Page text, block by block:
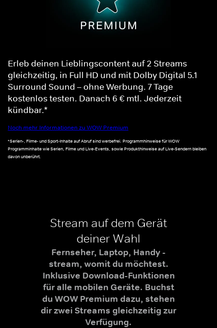
Erleb deinen Lieblingscontent auf 2 Streams
gleichzeitig, in Full HD und mit Dolby Digital 5.1
Surround Sound – ohne Werbung. 7 Tage
kostenlos testen. Danach 6 € mtl. Jederzeit
kündbar.*
Noch mehr Informationen zu WOW Premium
*Serien-, Filme- und Sport-Inhalte auf Abruf sind werbefrei. Programmhinweise für WOW
Programminhalte wie Serien, Filme und Live-Events, sowie Produkthinweise auf Live-Sendern bleiben
davon unberührt.
Stream auf dem Gerät
deiner Wahl
Fernseher, Laptop, Handy -
stream, womit du möchtest.
Inklusive Download-Funktionen
für alle mobilen Geräte. Buchst
du WOW Premium dazu, stehen
dir zwei Streams gleichzeitig zur
Verfügung.